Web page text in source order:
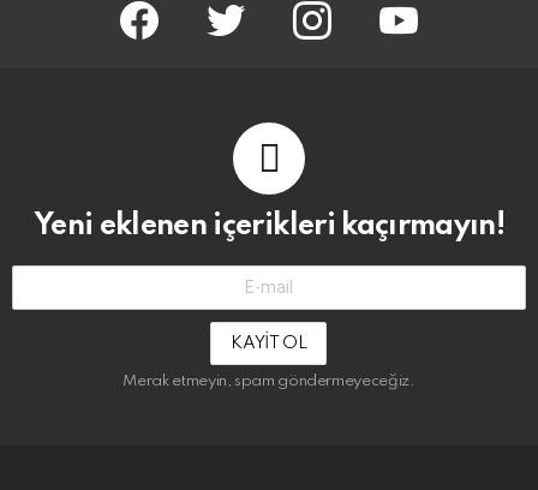
facebook twitter instagram youtube
Yeni eklenen içerikleri kaçırmayın!
Adresin:
Merak etmeyin, spam göndermeyeceğiz.